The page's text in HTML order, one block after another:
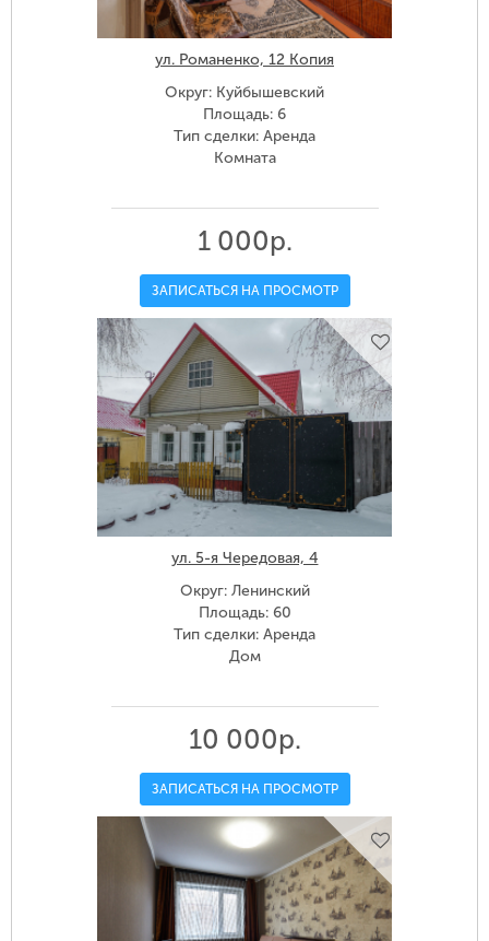
ул. Романенко, 12 Копия
Округ: Куйбышевский
Площадь: 6
Тип сделки: Аренда
Комната
1 000р.
ЗАПИСАТЬСЯ НА ПРОСМОТР
ул. 5-я Чередовая, 4
Округ: Ленинский
Площадь: 60
Тип сделки: Аренда
Дом
10 000р.
ЗАПИСАТЬСЯ НА ПРОСМОТР